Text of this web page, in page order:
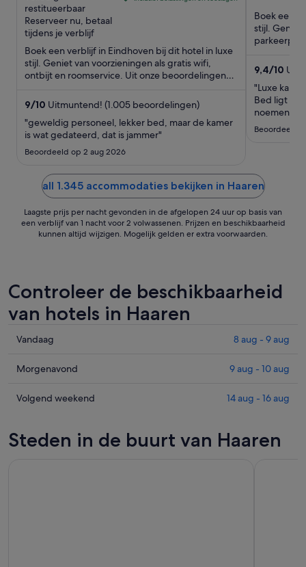
5
restitueerbaar
Reserveer nu, betaal
tijdens je verblijf
van
28
aug
aug
Boek een verblijf in Eindhoven bij dit hotel in luxe
stijl. Geniet van voorzieningen als gratis wifi,
ontbijt en roomservice. Uit onze beoordelingen
9/10 Uitmuntend! (1.005 beoordelingen)
"geweldig personeel, lekker bed, maar de kamer
is wat gedateerd, dat is jammer"
Beoordeeld op 2 aug 2026
5
Boek een
stijl. Geniet
9,4/10
"Luxe
Bed ligt
noemen!"
Beoordeeld
all 1.345 accommodaties bekijken in Haaren
Laagste prijs per nacht gevonden in de afgelopen 24 uur op basis van
een verblijf van 1 nacht voor 2 volwassenen. Prijzen en beschikbaarheid
kunnen altijd wijzigen. Mogelijk gelden er extra voorwaarden.
Controleer de beschikbaarheid
van hotels in Haaren
Prijzen
Haaren
vanavond,
-
Vandaag 8 aug - 9 aug
Prijzen
Haaren
9
Morgenavond 9 aug - 10 aug
Prijzen
voor
Volgend weekend 14 aug - 16 aug
Steden in de buurt van Haaren